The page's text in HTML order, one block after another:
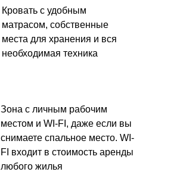
Зона с личным рабочим
местом и WI-FI, даже если вы
снимаете спальное место. WI-
FI входит в стоимость аренды
любого жилья
Кровать с удобным
матрасом, собственные
места для хранения и вся
необходимая техника